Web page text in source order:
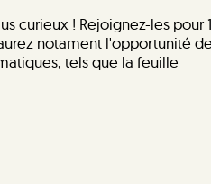
curieux ! Rejoignez-les pour
notament l'opportunité de
tels que la feuille